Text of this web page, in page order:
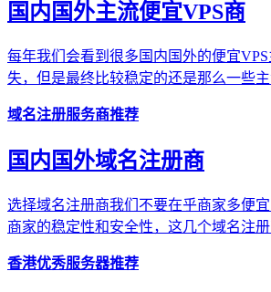
国内国外主流便宜VPS商
每年我们会看到很多国内国外的便宜
失，但是最终比较稳定的还是那么一些
域名注册服务商推荐
国内国外域名注册商
选择域名注册商我们不要在乎商家多便
商家的稳定性和安全性，这几个域名注
香港优秀服务器推荐